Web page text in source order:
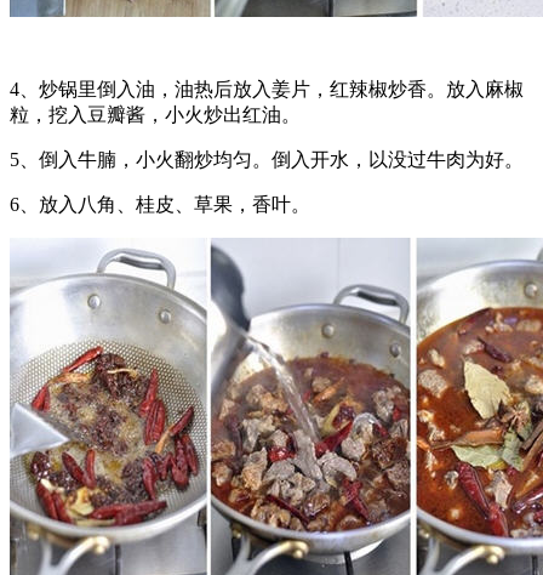
4、炒锅里倒入油，油热后放入姜片，红辣椒炒香。放入麻椒
粒，挖入豆瓣酱，小火炒出红油。
5、倒入牛腩，小火翻炒均匀。倒入开水，以没过牛肉为好。
6、放入八角、桂皮、草果，香叶。